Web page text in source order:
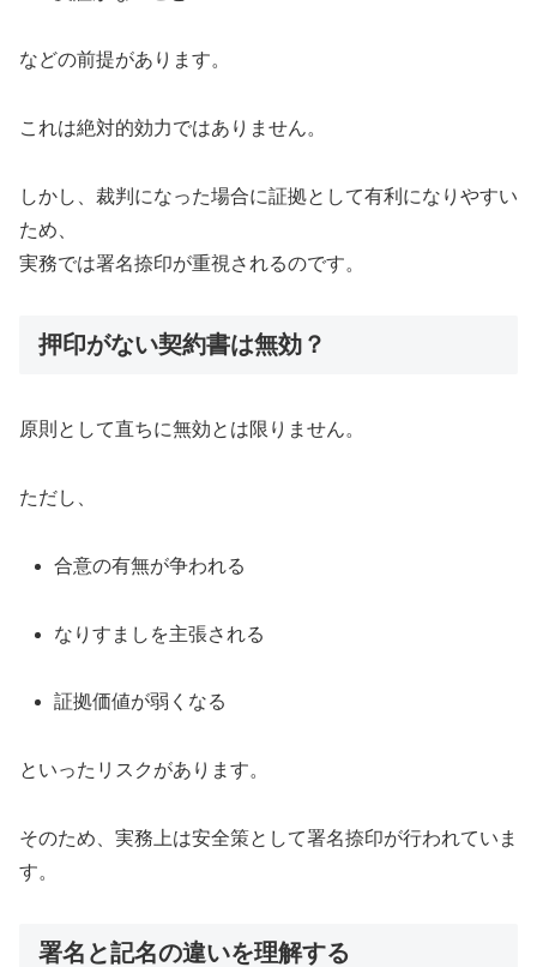
などの前提があります。
これは絶対的効力ではありません。
しかし、裁判になった場合に証拠として有利になりやすい
ため、
実務では署名捺印が重視されるのです。
押印がない契約書は無効？
原則として直ちに無効とは限りません。
ただし、
合意の有無が争われる
なりすましを主張される
証拠価値が弱くなる
といったリスクがあります。
そのため、実務上は安全策として署名捺印が行われていま
す。
署名と記名の違いを理解する